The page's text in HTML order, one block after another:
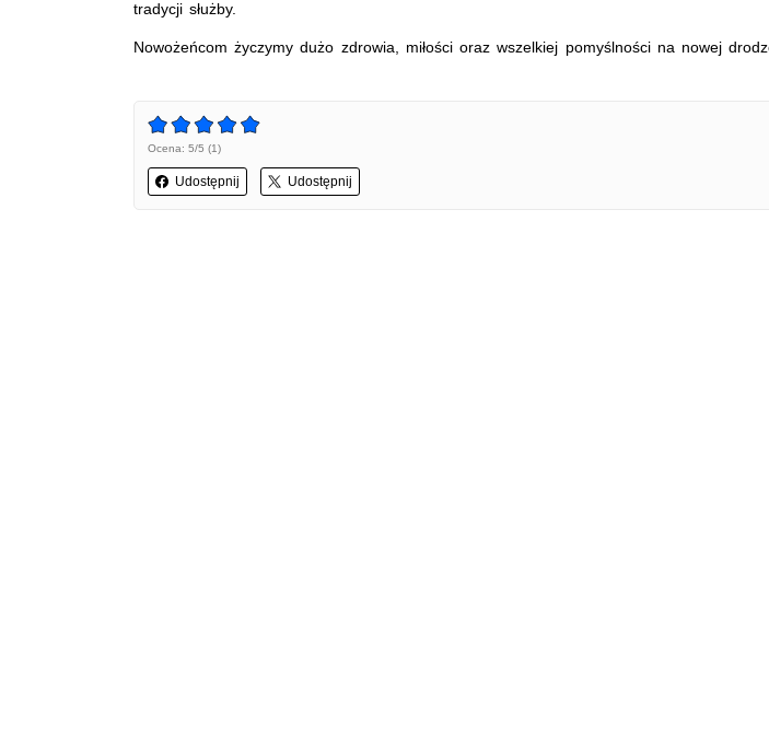
tradycji służby.
Nowożeńcom życzymy dużo zdrowia, miłości oraz wszelkiej pomyślności na nowej
Ocena: 5/5 (1)
Udostępnij Udostępnij